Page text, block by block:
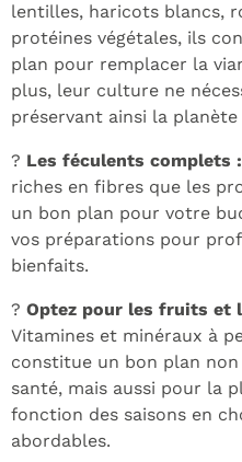
lentilles, haricots blancs,
protéines végétales, ils
plan pour remplacer la
plus, leur culture ne
préservant ainsi la planète
? Les féculents complets :
riches en fibres que les
un bon plan pour votre
vos préparations pour
bienfaits.
? Optez pour les fruits et
Vitamines et minéraux à
constitue un bon plan
santé, mais aussi pour la
fonction des saisons en
abordables.